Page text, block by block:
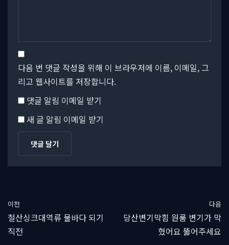
다음 번 댓글 작성을 위해 이 브라우저에 이름, 이메일, 그
리고 웹사이트를 저장합니다.
댓글 알림 이메일 받기
새 글 알림 이메일 받기
이전
철산싱크대역류 물바다 되기
직전
다음
당산변기막힘 원룸 변기가 막
혔어요 뚫어주세요